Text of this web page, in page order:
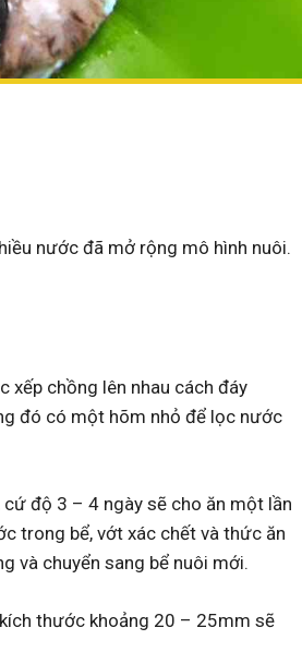
nước đã mở rộng mô hình nuôi.
xếp chồng lên nhau cách đáy
đó có một hõm nhỏ để lọc nước
độ 3 – 4 ngày sẽ cho ăn một lần
trong bể, vớt xác chết và thức ăn
và chuyển sang bể nuôi mới.
thước khoảng 20 – 25mm sẽ